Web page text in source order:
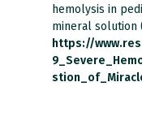
hemolysis in
mineral solution
https://